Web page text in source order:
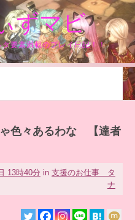
ずマビ
要素満載のプレイ日記！！
色々あるわな 【達者
13時40分 in 支援のお仕事 タ
ナ